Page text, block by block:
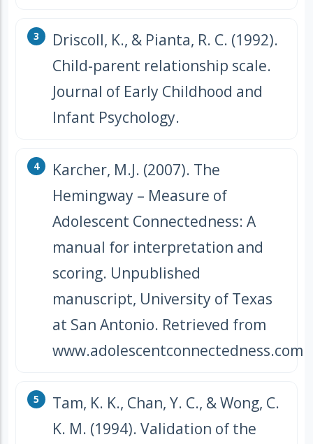
Driscoll, K., & Pianta, R. C. (1992).
Child-parent relationship scale.
Journal of Early Childhood and
Infant Psychology.
Karcher, M.J. (2007). The
Hemingway – Measure of
Adolescent Connectedness: A
manual for interpretation and
scoring. Unpublished
manuscript, University of Texas
at San Antonio. Retrieved from
www.adolescentconnectedness.com
Tam, K. K., Chan, Y. C., & Wong, C.
K. M. (1994). Validation of the